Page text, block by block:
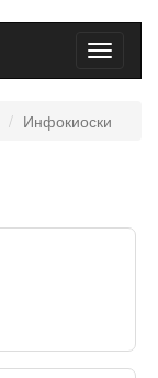
Toggle
Инфокиоски